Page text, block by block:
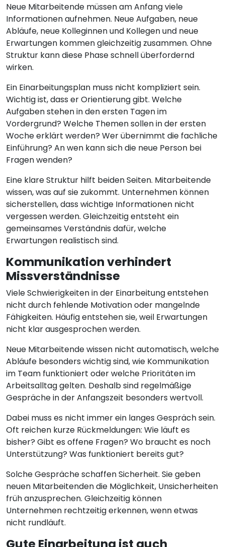
Neue Mitarbeitende müssen am Anfang viele
Informationen aufnehmen. Neue Aufgaben, neue
Abläufe, neue Kolleginnen und Kollegen und neue
Erwartungen kommen gleichzeitig zusammen. Ohne
Struktur kann diese Phase schnell überfordernd
wirken.
Ein Einarbeitungsplan muss nicht kompliziert sein.
Wichtig ist, dass er Orientierung gibt. Welche
Aufgaben stehen in den ersten Tagen im
Vordergrund? Welche Themen sollen in der ersten
Woche erklärt werden? Wer übernimmt die fachliche
Einführung? An wen kann sich die neue Person bei
Fragen wenden?
Eine klare Struktur hilft beiden Seiten. Mitarbeitende
wissen, was auf sie zukommt. Unternehmen können
sicherstellen, dass wichtige Informationen nicht
vergessen werden. Gleichzeitig entsteht ein
gemeinsames Verständnis dafür, welche
Erwartungen realistisch sind.
Kommunikation verhindert
Missverständnisse
Viele Schwierigkeiten in der Einarbeitung entstehen
nicht durch fehlende Motivation oder mangelnde
Fähigkeiten. Häufig entstehen sie, weil Erwartungen
nicht klar ausgesprochen werden.
Neue Mitarbeitende wissen nicht automatisch, welche
Abläufe besonders wichtig sind, wie Kommunikation
im Team funktioniert oder welche Prioritäten im
Arbeitsalltag gelten. Deshalb sind regelmäßige
Gespräche in der Anfangszeit besonders wertvoll.
Dabei muss es nicht immer ein langes Gespräch sein.
Oft reichen kurze Rückmeldungen: Wie läuft es
bisher? Gibt es offene Fragen? Wo braucht es noch
Unterstützung? Was funktioniert bereits gut?
Solche Gespräche schaffen Sicherheit. Sie geben
neuen Mitarbeitenden die Möglichkeit, Unsicherheiten
früh anzusprechen. Gleichzeitig können
Unternehmen rechtzeitig erkennen, wenn etwas
nicht rundläuft.
Gute Einarbeitung ist auch